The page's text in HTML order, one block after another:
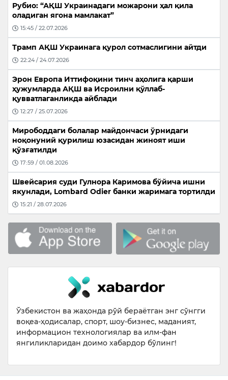
Рубио: “АҚШ Украинадаги можарони ҳал қила
оладиган ягона мамлакат”
15:45 / 22.07.2026
Трамп АҚШ Украинага қурол сотмаслигини айтди
22:24 / 24.07.2026
Эрон Европа Иттифоқини тинч аҳолига қарши
ҳужумларда АҚШ ва Исроилни қўллаб-
қувватлаганликда айблади
12:27 / 25.07.2026
Мирободдаги болалар майдончаси ўрнидаги
ноқонуний қурилиш юзасидан жиноят иши
қўзғатилди
17:59 / 01.08.2026
Швейсария суди Гулнора Каримова бўйича ишни
якунлади, Lombard Odier банки жаримага тортилди
15:21 / 28.07.2026
Ўзбекистон ва жаҳонда рўй бераётган энг сўнгги
воқеа-ҳодисалар, спорт, шоу-бизнес, маданият,
информацион технологиялар ва илм-фан
янгиликларидан доимо хабардор бўлинг!